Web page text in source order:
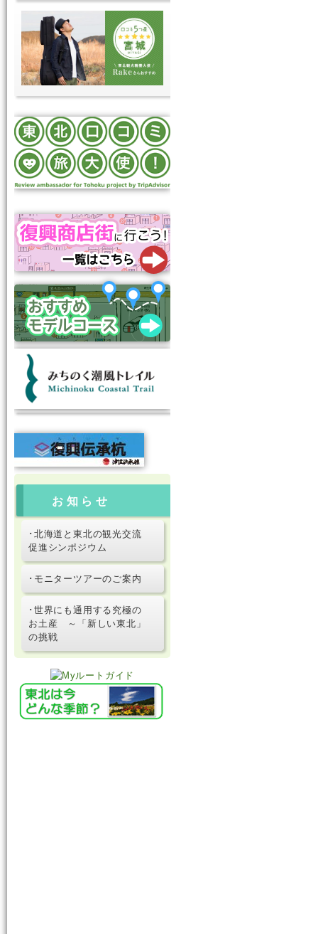
お知らせ
･北海道と東北の観光交流
促進シンポジウム
･モニターツアーのご案内
･世界にも通用する究極の
お土産 ～「新しい東北」
の挑戦